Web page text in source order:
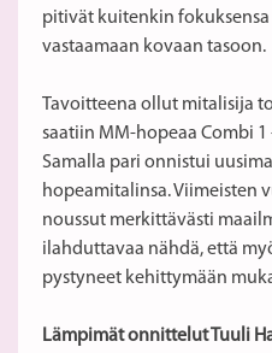
pitivät kuitenkin
vastaamaan kovaan tasoon.
Tavoitteena ollut mitalisija
saatiin MM-hopeaa Combi
Samalla pari onnistui
hopeamitalinsa. Viimeisten
noussut merkittävästi
ilahduttavaa nähdä, että
pystyneet kehittymään
Lämpimät onnittelut Tuuli